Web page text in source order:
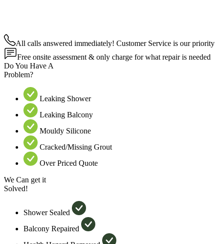
All calls answered immediately! Customer Service is our priority
Free onsite assessment & only charge for what repair is needed
Do You Have A
Problem?
Leaking Shower
Leaking Balcony
Mouldy Silicone
Cracked/Missing Grout
Over Priced Quote
We Can get it
Solved!
Shower Sealed
Balcony Repaired